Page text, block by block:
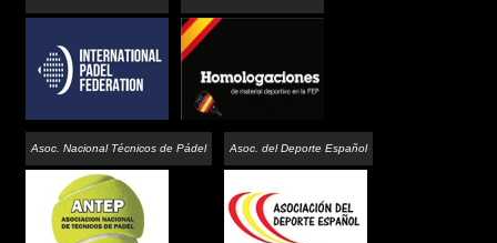
Asoc. Nacional Técnicos de Pádel Asoc. del Deporte Español